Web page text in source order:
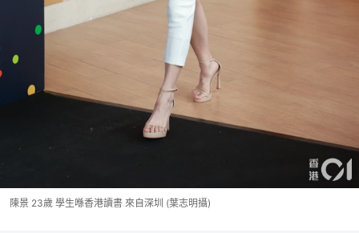
陳景 23歲 學生喺香港讀書 來自深圳 (葉志明攝)